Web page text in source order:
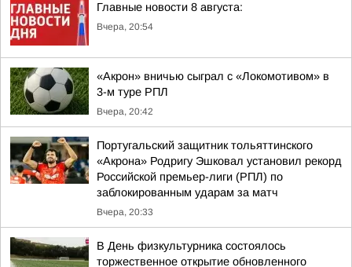
Главные новости 8 августа:
Вчера, 20:54
«Акрон» вничью сыграл с «Локомотивом» в
3-м туре РПЛ
Вчера, 20:42
Португальский защитник тольяттинского
«Акрона» Родригу Эшковал установил рекорд
Российской премьер-лиги (РПЛ) по
заблокированным ударам за матч
Вчера, 20:33
В День физкультурника состоялось
торжественное открытие обновленного